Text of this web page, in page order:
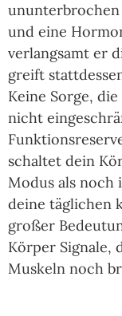
und eine
verlangsamt er
greift
Keine Sorge,
nicht
schaltet dein
Modus als noch
deine täglichen
großer
Körper Signale,
Muskeln noch